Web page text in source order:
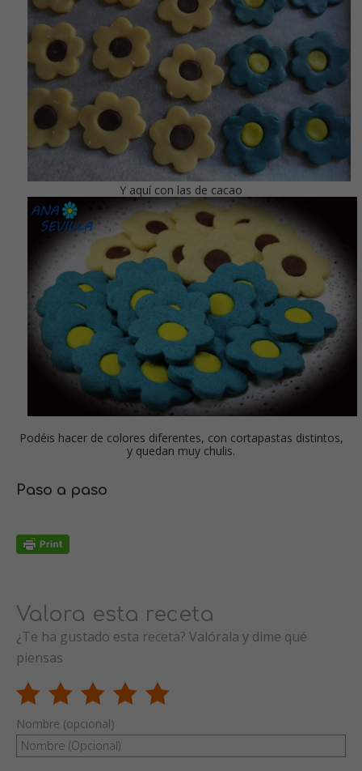
Y aquí con las de cacao
Podéis hacer de colores diferentes, con cortapastas distintos,
y quedan muy chulis.
Paso a paso
Valora esta receta
¿Te ha gustado esta receta? Valórala y dime qué
piensas
Nombre (opcional)